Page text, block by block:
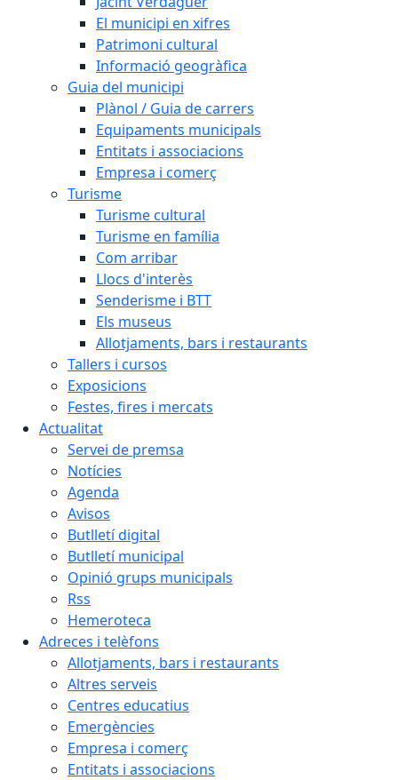
El municipi en xifres
Patrimoni cultural
Informació geogràfica
Guia del municipi
Plànol / Guia de carrers
Equipaments municipals
Entitats i associacions
Empresa i comerç
Turisme
Turisme cultural
Turisme en família
Com arribar
Llocs d'interès
Senderisme i BTT
Els museus
Allotjaments, bars i restaurants
Tallers i cursos
Exposicions
Festes, fires i mercats
Actualitat
Servei de premsa
Notícies
Agenda
Avisos
Butlletí digital
Butlletí municipal
Opinió grups municipals
Rss
Hemeroteca
Adreces i telèfons
Allotjaments, bars i restaurants
Altres serveis
Centres educatius
Emergències
Empresa i comerç
Entitats i associacions